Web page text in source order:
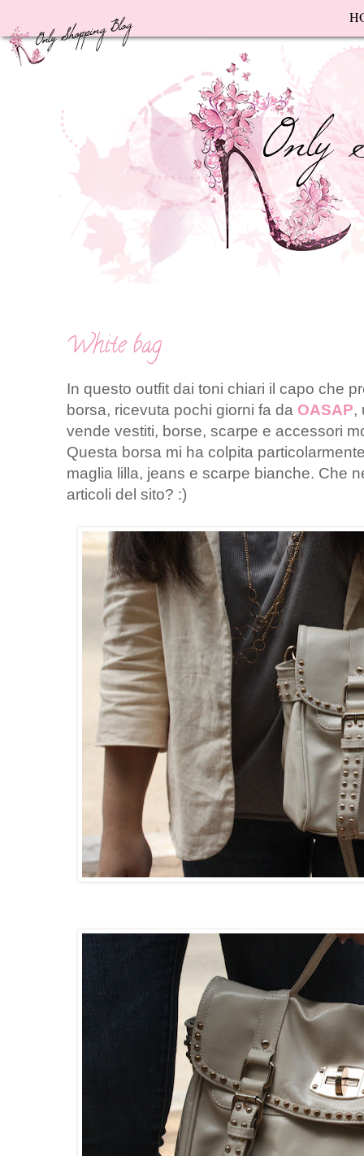
White bag
In questo outfit dai toni chiari il capo che
borsa, ricevuta pochi giorni fa da OASAP,
vende vestiti, borse, scarpe e accessori
Questa borsa mi ha colpita
maglia lilla, jeans e scarpe bianche. Che
articoli del sito? :)